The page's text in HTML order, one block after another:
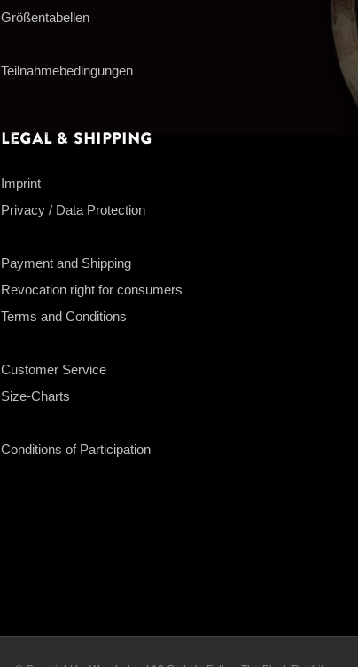
Größentabellen
Teilnahmebedingungen
Legal & Shipping
Imprint
Privacy / Data Protection
Payment and Shipping
Revocation right for consumers
Terms and Conditions
Customer Service
Size-Charts
Conditions of Participation